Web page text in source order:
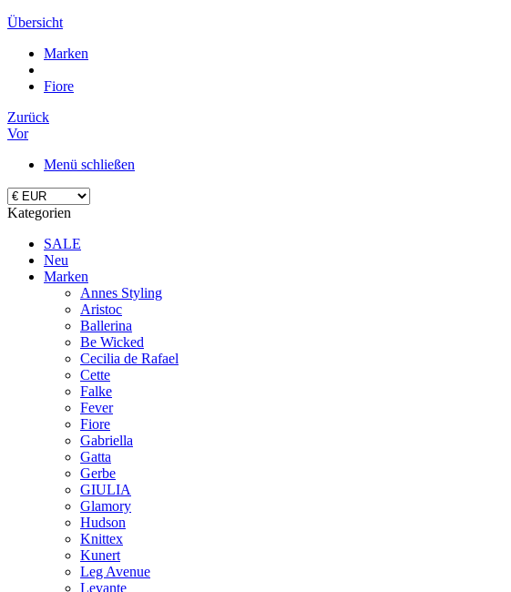
Übersicht
Marken
Fiore
Zurück
Vor
Menü schließen
Kategorien
SALE
Neu
Marken
Annes Styling
Aristoc
Ballerina
Be Wicked
Cecilia de Rafael
Cette
Falke
Fever
Fiore
Gabriella
Gatta
Gerbe
GIULIA
Glamory
Hudson
Knittex
Kunert
Leg Avenue
Levante